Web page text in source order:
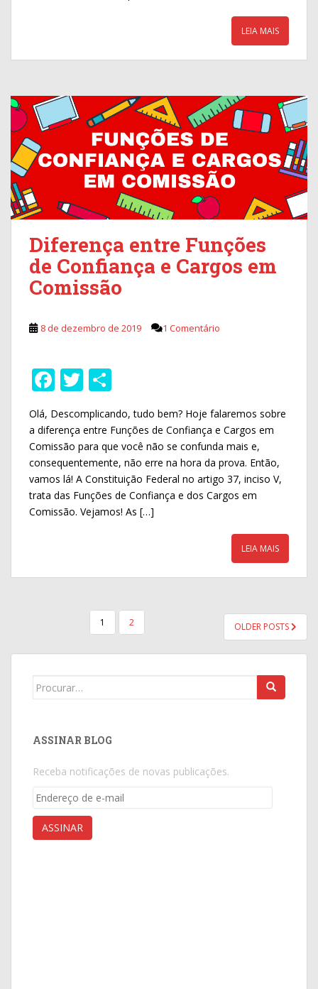
LEIA MAIS
Diferença entre Funções
de Confiança e Cargos em
Comissão
8 de dezembro de 2019 1 Comentário
F
ac
e
b
o
o
k
T
w
itt
er
h
ar
e
Olá, Descomplicando, tudo bem? Hoje falaremos sobre
a diferença entre Funções de Confiança e Cargos em
Comissão para que você não se confunda mais e,
consequentemente, não erre na hora da prova. Então,
vamos lá! A Constituição Federal no artigo 37, inciso V,
trata das Funções de Confiança e dos Cargos em
Comissão. Vejamos! As […]
LEIA MAIS
PAGINAÇÃO
POSTS
1 2 OLDER POSTS
Search
ASSINAR BLOG
Receba notificações de novas publicações.
Endereço
e-
mail
ASSINAR